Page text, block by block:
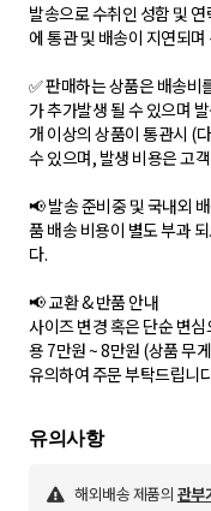
발송으로 수취인 성함 및
에 통관 및 배송이 지연되
✅ 판매하는 상품은 배송
가 추가발생 될 수 있으며
개 이상의 상품이 통관시 (
수 있으며, 발생 비용은 고
📢 발송 준비중 및 국내외
품 배송 비용이 별도 부과
다.
📢 교환 & 반품 안내
사이즈 변경 혹은 단순 변
용 7만원 ~ 8만원 (상품 무
유의하여 주문 부탁드립니
유의사항
해외배송 제품의 관부